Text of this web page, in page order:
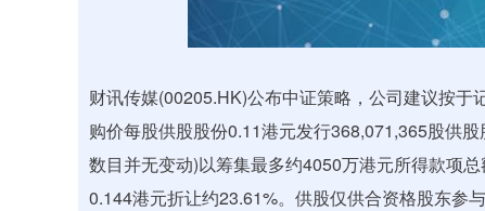
财讯传媒(00205.HK)公布中证策略，公司建议按
购价每股供股股份0.11港元发行368,071,365股供
数目并无变动)以筹集最多约4050万港元所得款项
0.144港元折让约23.61%。供股仅供合资格股东参